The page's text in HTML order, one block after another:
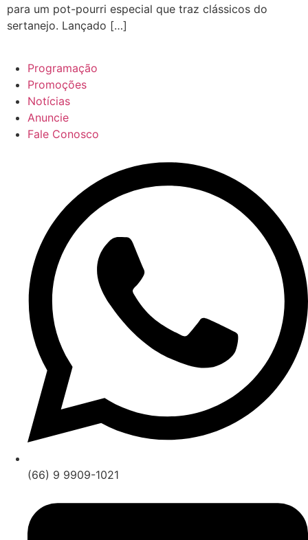
para um pot-pourri especial que traz clássicos do
sertanejo. Lançado […]
Programação
Promoções
Notícias
Anuncie
Fale Conosco
(66) 9 9909-1021